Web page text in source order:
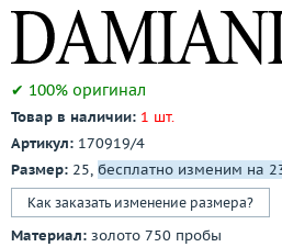
3D-тур по шоуруму
✔ 100% оригинал
Товар в наличии: 1 шт.
Артикул: 170919/4
Размер: 25, бесплатно изменим на
Как заказать изменение размера?
Материал: золото 750 пробы